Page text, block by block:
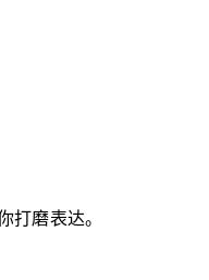
打磨表达。